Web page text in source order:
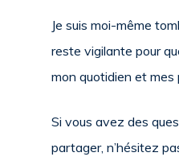
Je suis moi-même
reste vigilante pour
mon quotidien et mes
Si vous avez des
partager, n’hésitez